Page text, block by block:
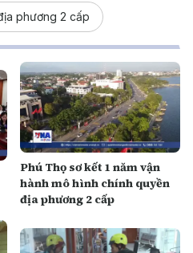
phương 2 cấp
Phú Thọ sơ kết 1 năm vận
hành mô hình chính quyền
địa phương 2 cấp